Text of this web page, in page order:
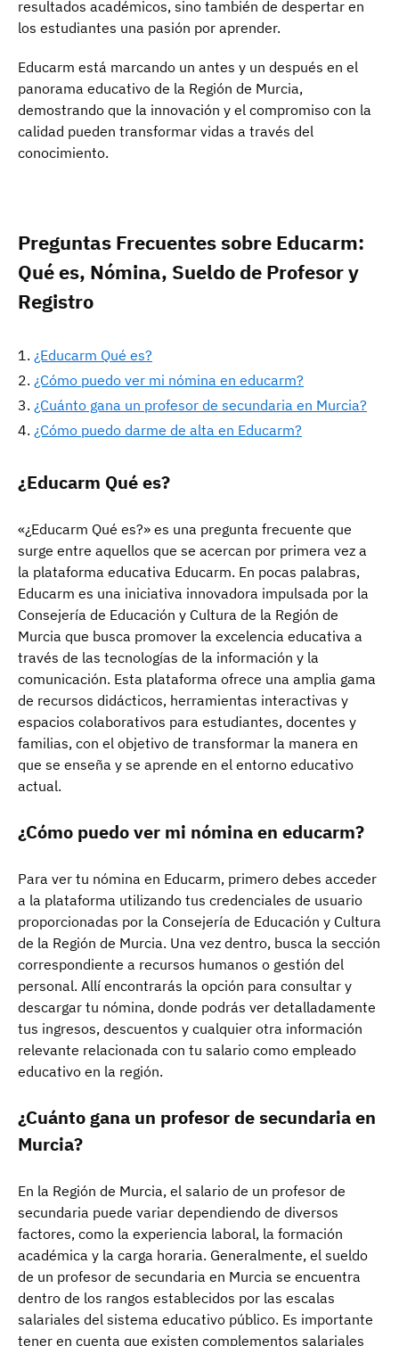
resultados académicos, sino también de despertar en
los estudiantes una pasión por aprender.
Educarm está marcando un antes y un después en el
panorama educativo de la Región de Murcia,
demostrando que la innovación y el compromiso con la
calidad pueden transformar vidas a través del
conocimiento.
Preguntas Frecuentes sobre Educarm:
Qué es, Nómina, Sueldo de Profesor y
Registro
¿Educarm Qué es?
¿Cómo puedo ver mi nómina en educarm?
¿Cuánto gana un profesor de secundaria en Murcia?
¿Cómo puedo darme de alta en Educarm?
¿Educarm Qué es?
«¿Educarm Qué es?» es una pregunta frecuente que
surge entre aquellos que se acercan por primera vez a
la plataforma educativa Educarm. En pocas palabras,
Educarm es una iniciativa innovadora impulsada por la
Consejería de Educación y Cultura de la Región de
Murcia que busca promover la excelencia educativa a
través de las tecnologías de la información y la
comunicación. Esta plataforma ofrece una amplia gama
de recursos didácticos, herramientas interactivas y
espacios colaborativos para estudiantes, docentes y
familias, con el objetivo de transformar la manera en
que se enseña y se aprende en el entorno educativo
actual.
¿Cómo puedo ver mi nómina en educarm?
Para ver tu nómina en Educarm, primero debes acceder
a la plataforma utilizando tus credenciales de usuario
proporcionadas por la Consejería de Educación y Cultura
de la Región de Murcia. Una vez dentro, busca la sección
correspondiente a recursos humanos o gestión del
personal. Allí encontrarás la opción para consultar y
descargar tu nómina, donde podrás ver detalladamente
tus ingresos, descuentos y cualquier otra información
relevante relacionada con tu salario como empleado
educativo en la región.
¿Cuánto gana un profesor de secundaria en
Murcia?
En la Región de Murcia, el salario de un profesor de
secundaria puede variar dependiendo de diversos
factores, como la experiencia laboral, la formación
académica y la carga horaria. Generalmente, el sueldo
de un profesor de secundaria en Murcia se encuentra
dentro de los rangos establecidos por las escalas
salariales del sistema educativo público. Es importante
tener en cuenta que existen complementos salariales